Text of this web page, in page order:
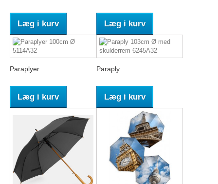
Læg i kurv Læg i kurv
Paraplyer...
Læg i kurv
Paraply...
Læg i kurv